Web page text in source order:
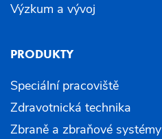
Výzkum a vývoj
PRODUKTY
Speciální pracoviště
Zdravotnická technika
Zbraně a zbraňové systémy